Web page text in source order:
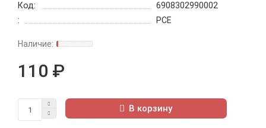
Код:
6908302990002
:
PCE
110 ₽
В корзину